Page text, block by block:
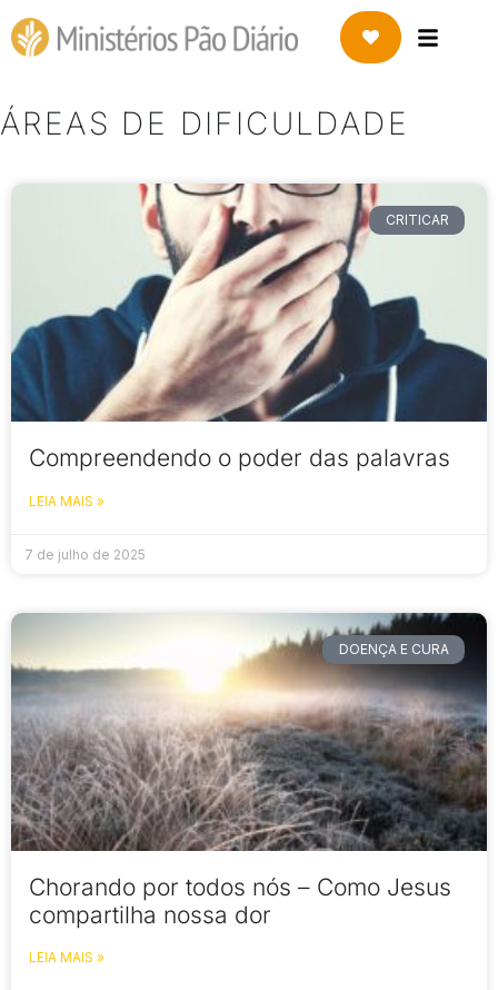
ÁREAS DE DIFICULDADE
CRITICAR
Compreendendo o poder das palavras
LEIA MAIS »
7 de julho de 2025
DOENÇA E CURA
Chorando por todos nós – Como Jesus
compartilha nossa dor
LEIA MAIS »